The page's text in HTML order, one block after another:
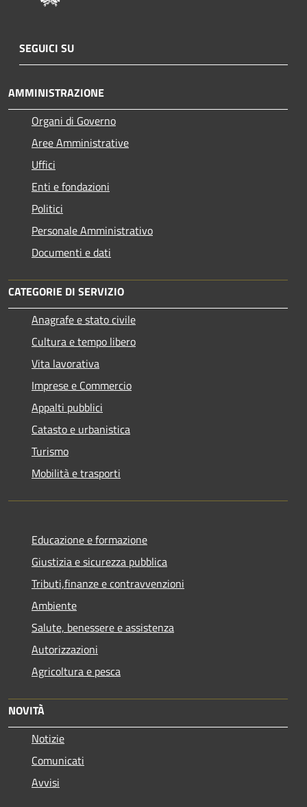
SEGUICI SU
AMMINISTRAZIONE
Organi di Governo
Aree Amministrative
Uffici
Enti e fondazioni
Politici
Personale Amministrativo
Documenti e dati
CATEGORIE DI SERVIZIO
Anagrafe e stato civile
Cultura e tempo libero
Vita lavorativa
Imprese e Commercio
Appalti pubblici
Catasto e urbanistica
Turismo
Mobilità e trasporti
Educazione e formazione
Giustizia e sicurezza pubblica
Tributi,finanze e contravvenzioni
Ambiente
Salute, benessere e assistenza
Autorizzazioni
Agricoltura e pesca
NOVITÀ
Notizie
Comunicati
Avvisi